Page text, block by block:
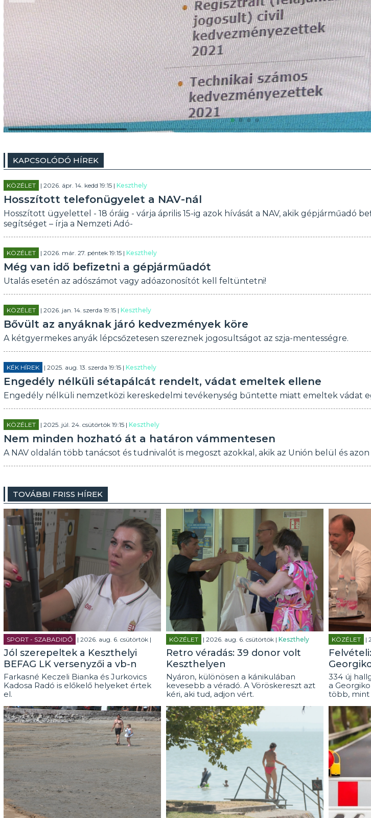
KAPCSOLÓDÓ HÍREK
KÖZÉLET | 2026. ápr. 14. kedd 19:15 | Keszthely
Hosszított telefonügyelet a NAV-nál
Hosszított ügyelettel - 18 óráig - várja április 15-ig azok hívását a NAV, akik gépjárműadó
segítséget – írja a Nemzeti Adó-
KÖZÉLET | 2026. már. 27. péntek 19:15 | Keszthely
Még van idő befizetni a gépjárműadót
Utalás esetén az adószámot vagy adóazonosítót kell feltüntetni!
KÖZÉLET | 2026. jan. 14. szerda 19:15 | Keszthely
Bővült az anyáknak járó kedvezmények köre
A kétgyermekes anyák lépcsőzetesen szereznek jogosultságot az szja-mentességre.
KÉK HÍREK | 2025. aug. 13. szerda 19:15 | Keszthely
Engedély nélküli sétapálcát rendelt, vádat emeltek ellene
Engedély nélküli nemzetközi kereskedelmi tevékenység bűntette miatt emeltek vádat
KÖZÉLET | 2025. júl. 24. csütörtök 19:15 | Keszthely
Nem minden hozható át a határon vámmentesen
A NAV oldalán több tanácsot és tudnivalót is megoszt azokkal, akik az Unión belül és
TOVÁBBI FRISS HÍREK
SPORT - SZABADIDŐ | 2026. aug. 6. csütörtök |
Jól szerepeltek a Keszthelyi
BEFAG LK versenyzői a vb-n
Farkasné Keczeli Bianka és Jurkovics
Kadosa Radó is előkelő helyeket értek
el.
KÖZÉLET | 2026. aug. 6. csütörtök | Keszthely
Retro véradás: 39 donor volt
Keszthelyen
Nyáron, különösen a kánikulában
kevesebb a véradó. A Vöröskereszt azt
kéri, aki tud, adjon vért.
KÖZÉLET |
334 új
a
több, mint